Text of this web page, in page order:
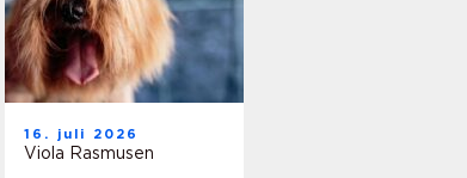
16. juli 2026
Viola Rasmusen